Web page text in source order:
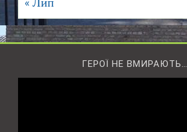
ГЕРОЇ НЕ ВМИРАЮТЬ…